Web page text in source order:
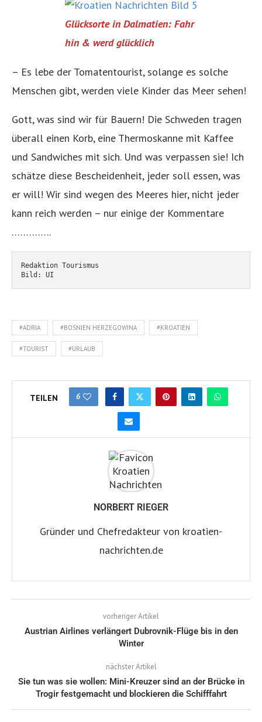
Glücksorte in Dalmatien: Fahr
hin & werd glücklich
– Es lebe der Tomatentourist, solange es solche
Menschen gibt, werden viele Kinder das Meer sehen!
Gott, was sind wir für Bauern! Die Schweden tragen
überall einen Korb, eine Thermoskanne mit Kaffee
und Sandwiches mit sich. Und was verpassen sie! Ich
schätze diese Bescheidenheit, jeder soll essen, was
er will! Wir sind wegen des Meeres hier, nicht jeder
kann reich werden – nur einige der Kommentare
…………..
Redaktion Tourismus
Bild: UI
#ADRIA #BOSNIEN HERZEGOWINA #KROATIEN
#TOURIST #URLAUB
TEILEN 6
NORBERT RIEGER
Gründer und Chefredakteur von kroatien-
nachrichten.de
vorheriger Artikel
Austrian Airlines verlängert Dubrovnik-Flüge bis in den
Winter
nächster Artikel
Sie tun was sie wollen: Mini-Kreuzer sind an der Brücke in
Trogir festgemacht und blockieren die Schifffahrt